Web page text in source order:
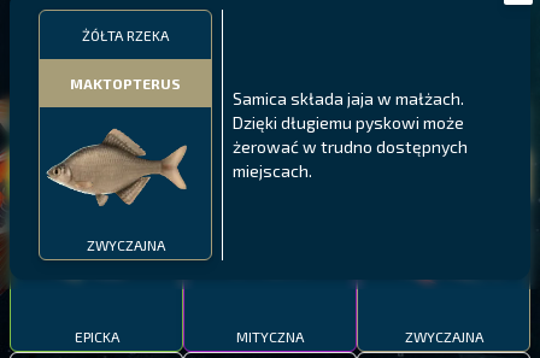
ŻÓŁTA RZEKA
MAKTOPTERUS
ZWYCZAJNA
Samica składa jaja w małżach.
Dzięki długiemu pyskowi może
żerować w trudno dostępnych
miejscach.
MALAWI
PYSZCZAK ZACHODNI
EPICKA
PÓŁNOCNE FIORDY
LING
MITYCZNA
WYSPY GALAPAGOS
ZWYCZAJNA